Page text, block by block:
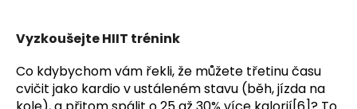
Vyzkoušejte HIIT trénink
Co kdybychom vám řekli, že můžete třetinu času
cvičit jako kardio v ustáleném stavu (běh, jízda na